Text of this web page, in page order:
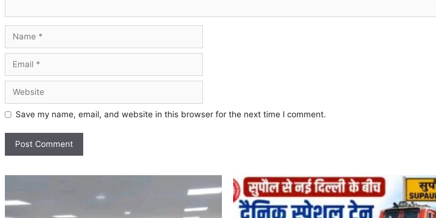
Save my name, email, and website in this browser for the next time I comment.